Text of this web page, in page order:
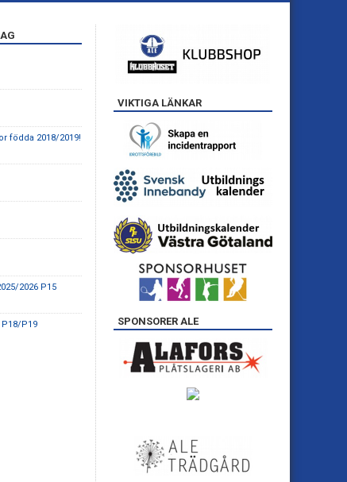
födda 2018/2019!
2026 P15
P19
VIKTIGA LÄNKAR
SPONSORER ALE